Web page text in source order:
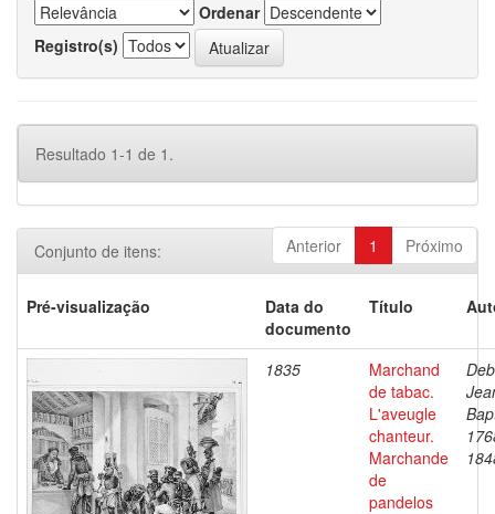
Ordenar
Registro(s)
Resultado 1-1 de 1.
Anterior 1 Próximo
Conjunto de itens:
Pré-visualização
Data do
documento
Título
1835
Marchand
de tabac.
L'aveugle
chanteur.
Marchande
de
pandelos